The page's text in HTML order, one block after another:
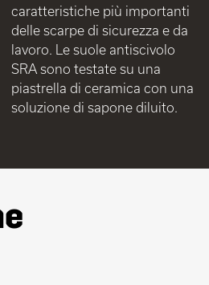
caratteristiche più importanti
delle scarpe di sicurezza e da
lavoro. Le suole antiscivolo
SRA sono testate su una
piastrella di ceramica con una
soluzione di sapone diluito.